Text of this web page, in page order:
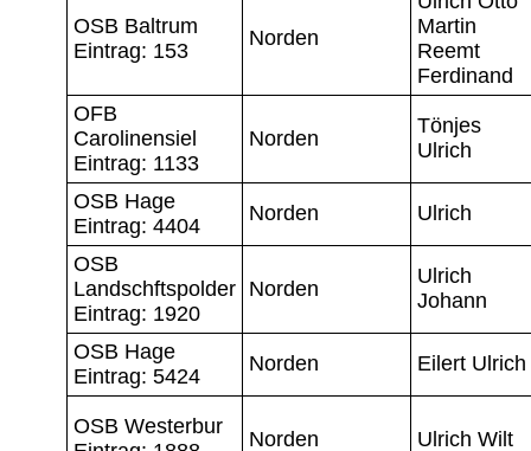
OSB Baltrum
Eintrag: 153
Norden
Martin
Reemt
Ferdinand
OFB
Carolinensiel
Eintrag: 1133
Norden
Tönjes
Ulrich
OSB Hage
Eintrag: 4404
Norden Ulrich
OSB
Landschftspolder
Eintrag: 1920
Norden
Ulrich
Johann
OSB Hage
Eintrag: 5424
Norden Eilert Ulrich
OSB Westerbur
Norden Ulrich Wilt